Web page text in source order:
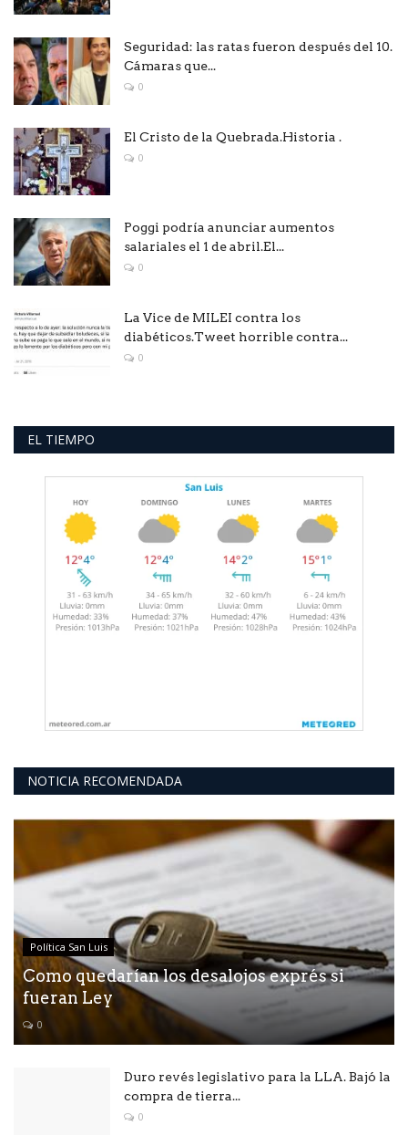
Seguridad: las ratas fueron después del 10.
Cámaras que...
0
El Cristo de la Quebrada.Historia .
0
Poggi podría anunciar aumentos
salariales el 1 de abril.El...
0
La Vice de MILEI contra los
diabéticos.Tweet horrible contra...
0
EL TIEMPO
NOTICIA RECOMENDADA
Política San Luis
Como quedarían los desalojos exprés si
fueran Ley
0
Duro revés legislativo para la LLA. Bajó la
compra de tierra...
0